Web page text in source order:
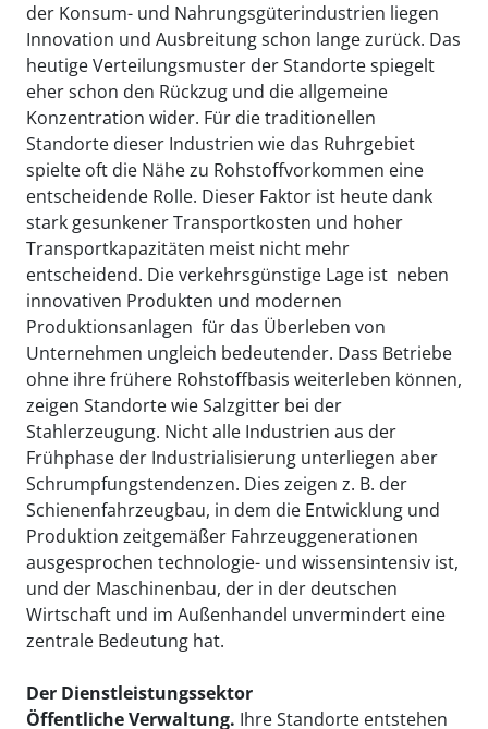
der Konsum- und Nahrungsgüterindustrien liegen
Innovation und Ausbreitung schon lange zurück. Das
heutige Verteilungsmuster der Standorte spiegelt
eher schon den Rückzug und die allgemeine
Konzentration wider. Für die traditionellen
Standorte dieser Industrien wie das Ruhrgebiet
spielte oft die Nähe zu Rohstoffvorkommen eine
entscheidende Rolle. Dieser Faktor ist heute dank
stark gesunkener Transportkosten und hoher
Transportkapazitäten meist nicht mehr
entscheidend. Die verkehrsgünstige Lage ist  neben
innovativen Produkten und modernen
Produktionsanlagen  für das Überleben von
Unternehmen ungleich bedeutender. Dass Betriebe
ohne ihre frühere Rohstoffbasis weiterleben können,
zeigen Standorte wie Salzgitter bei der
Stahlerzeugung. Nicht alle Industrien aus der
Frühphase der Industrialisierung unterliegen aber
Schrumpfungstendenzen. Dies zeigen z. B. der
Schienenfahrzeugbau, in dem die Entwicklung und
Produktion zeitgemäßer Fahrzeuggenerationen
ausgesprochen technologie- und wissensintensiv ist,
und der Maschinenbau, der in der deutschen
Wirtschaft und im Außenhandel unvermindert eine
zentrale Bedeutung hat.
Der Dienstleistungssektor
Öffentliche Verwaltung. Ihre Standorte entstehen